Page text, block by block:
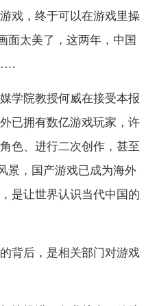
戏，终于可以在游戏里操
面太美了，这两年，中国
院教授何威在接受本报
已拥有数亿游戏玩家，许
色、进行二次创作，甚至
景，国产游戏已成为海外
是让世界认识当代中国的
后，是相关部门对游戏